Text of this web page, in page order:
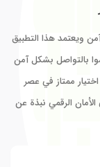
ويعتمد هذا التطبيق
بالتواصل بشكل آمن
ممتاز في عصر
الأمان الرقمي نبذة عن